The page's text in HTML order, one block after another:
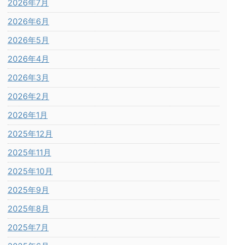
2026年7月
2026年6月
2026年5月
2026年4月
2026年3月
2026年2月
2026年1月
2025年12月
2025年11月
2025年10月
2025年9月
2025年8月
2025年7月